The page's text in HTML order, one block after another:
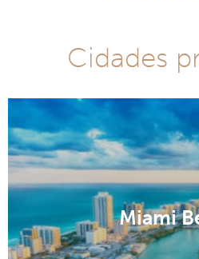
Cidades
Miami